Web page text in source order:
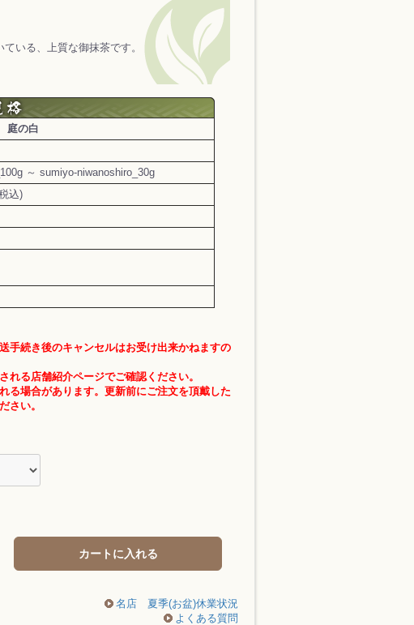
いる、上質な御抹茶です。
庭の白
～ sumiyo-niwanoshiro_30g
込)
手続き後のキャンセルはお受け出来かねますの
る店舗紹介ページでご確認ください。
る場合があります。更新前にご注文を頂戴した
さい。
カートに入れる
名店 夏季(お盆)休業状況
よくある質問